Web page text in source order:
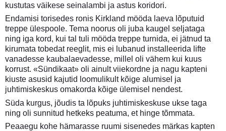
kustutas väikese seinalambi ja astus koridori.
Endamisi torisedes ronis Kirkland mööda laeva lõputuid
treppe ülespoole. Tema noorus oli juba kaugel seljataga
ning iga kord, kui tal tuli mööda treppe turnida, ei jätnud ta
kirumata tobedat reeglit, mis ei lubanud installeerida lifte
vanadesse kaubalaevadesse, millel oli vähem kui kuus
korrust. «Sündikaat» oli ainult viiekordne ja nagu kapteni
kiuste asusid kajutid loomulikult kõige alumisel ja
juhtimiskeskus omakorda kõige ülemisel nendest.
Süda kurgus, jõudis ta lõpuks juhtimiskeskuse ukse taga
ning oli sunnitud hetkeks peatuma, et hinge tõmmata.
Peaaegu kohe hämarasse ruumi sisenedes märkas kapten